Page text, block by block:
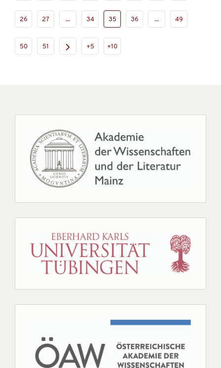
26 27 ... 34 35 36 ... 49
50 51 +5 +10